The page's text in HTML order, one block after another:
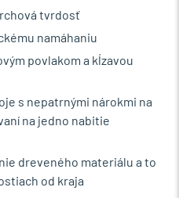
tvrdosť
namáhaniu
povlakom a kĺzavou
s nepatrnými nárokmi na
na jedno nabitie
dreveného materiálu a to
od kraja